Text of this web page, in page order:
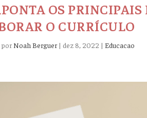
OS PRINCIPAIS
O CURRÍCULO
por Noah Berguer| dez 8, 2022 | Educacao